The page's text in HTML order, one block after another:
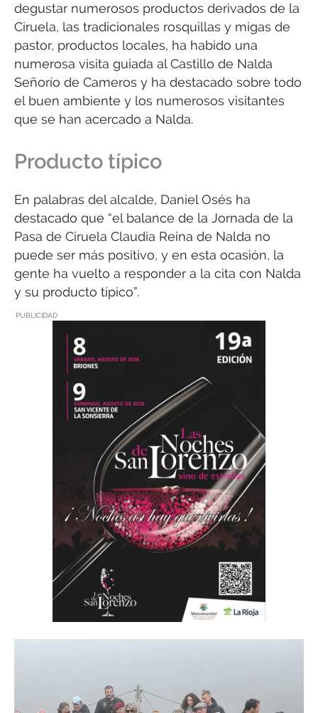
degustar numerosos productos derivados de la
Ciruela, las tradicionales rosquillas y migas de
pastor, productos locales, ha habido una
numerosa visita guiada al Castillo de Nalda
Señorío de Cameros y ha destacado sobre todo
el buen ambiente y los numerosos visitantes
que se han acercado a Nalda.
Producto típico
En palabras del alcalde, Daniel Osés ha
destacado que “el balance de la Jornada de la
Pasa de Ciruela Claudia Reina de Nalda no
puede ser más positivo, y en esta ocasión, la
gente ha vuelto a responder a la cita con Nalda
y su producto típico”.
PUBLICIDAD